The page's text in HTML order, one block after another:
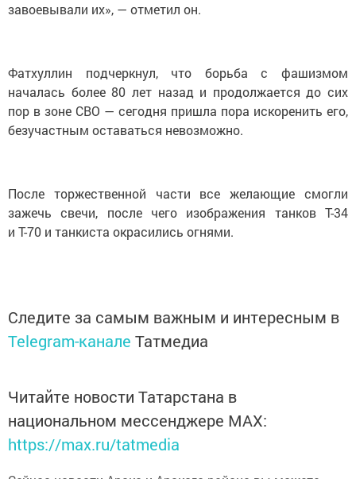
завоевывали их», — отметил он.
Фатхуллин подчеркнул, что борьба с фашизмом
началась более 80 лет назад и продолжается до сих
пор в зоне СВО — сегодня пришла пора искоренить его,
безучастным оставаться невозможно.
После торжественной части все желающие смогли
зажечь свечи, после чего изображения танков Т-34
и Т-70 и танкиста окрасились огнями.
Следите за самым важным и интересным в
Telegram-канале Татмедиа
Читайте новости Татарстана в
национальном мессенджере MАХ:
https://max.ru/tatmedia